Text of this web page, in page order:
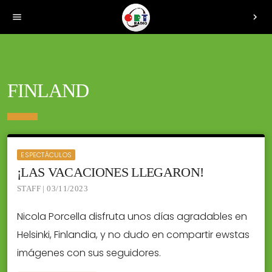
menu chevron_right
FINLAND
ESPECTÁCULOS
¡LAS VACACIONES LLEGARON!
STAFF | 03/11/2023
Nicola Porcella disfruta unos días agradables en
Helsinki, Finlandia, y no dudo en compartir ewstas
imágenes con sus seguidores.